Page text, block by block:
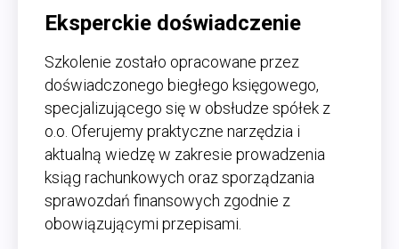
Eksperckie doświadczenie
Szkolenie zostało opracowane przez
doświadczonego biegłego księgowego,
specjalizującego się w obsłudze spółek z
o.o. Oferujemy praktyczne narzędzia i
aktualną wiedzę w zakresie prowadzenia
ksiąg rachunkowych oraz sporządzania
sprawozdań finansowych zgodnie z
obowiązującymi przepisami.